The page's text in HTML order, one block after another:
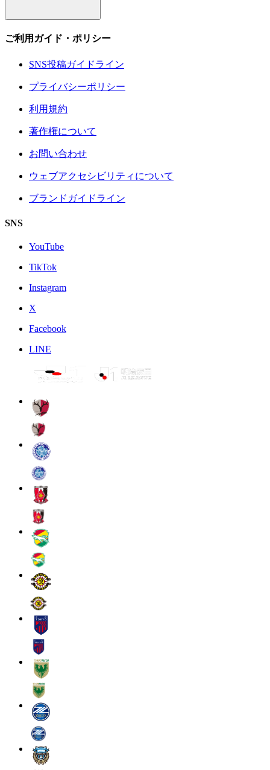
ご利用ガイド・ポリシー
SNS投稿ガイドライン
プライバシーポリシー
利用規約
著作権について
お問い合わせ
ウェブアクセシビリティについて
ブランドガイドライン
SNS
YouTube
TikTok
Instagram
X
Facebook
LINE